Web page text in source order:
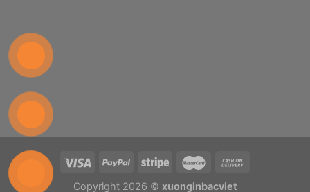
Copyright 2026 © xuonginbacviet